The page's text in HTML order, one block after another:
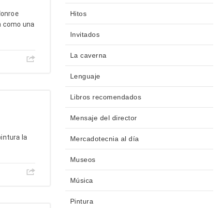
como una
la
Hitos
Invitados
La caverna
Lenguaje
Libros recomendados
Mensaje del director
Mercadotecnia al día
Museos
Música
Pintura